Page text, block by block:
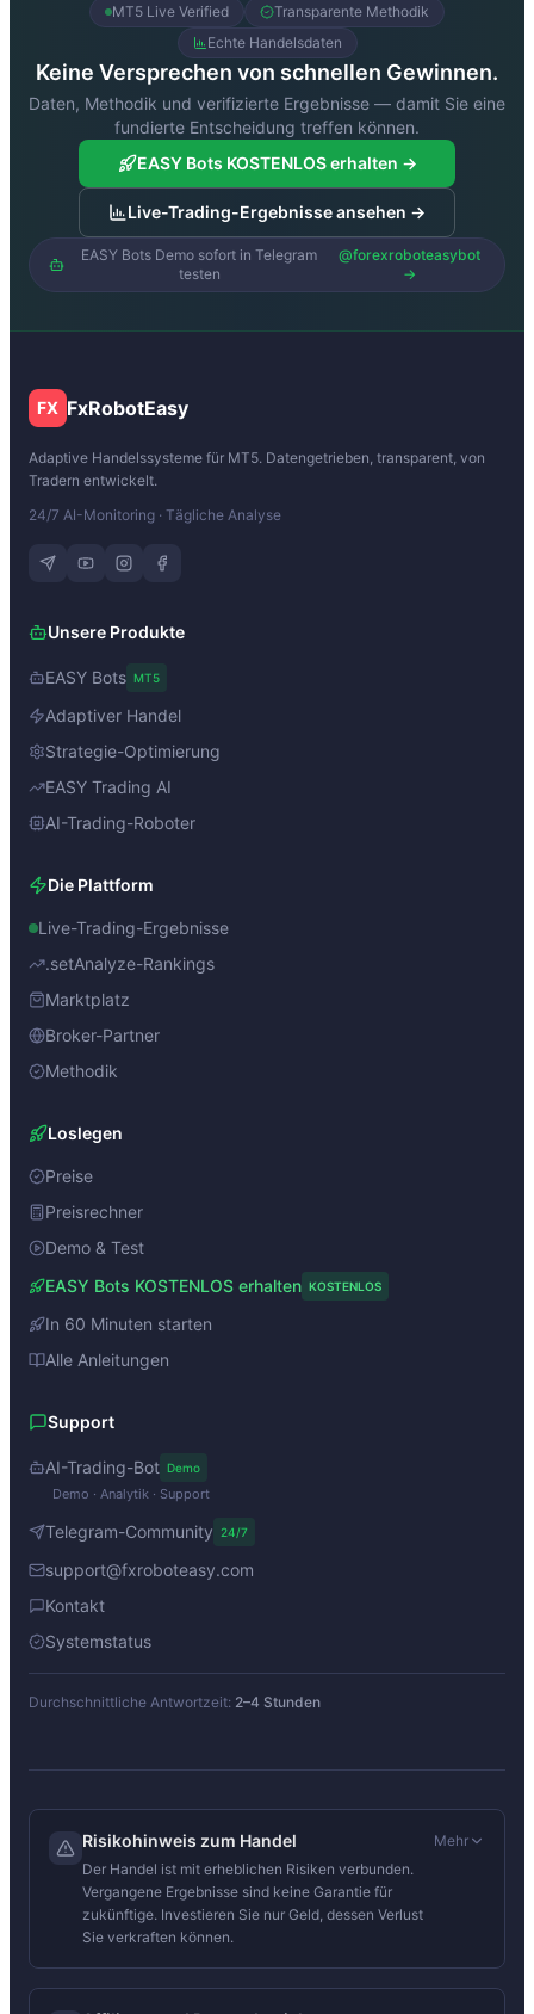
MT5 Live Verified
Transparente Methodik
Echte Handelsdaten
Keine Versprechen von schnellen Gewinnen.
Daten, Methodik und verifizierte Ergebnisse — damit Sie eine
fundierte Entscheidung treffen können.
EASY Bots KOSTENLOS erhalten →
Live-Trading-Ergebnisse ansehen →
EASY Bots Demo sofort in Telegram
testen
@forexroboteasybot
→
FX FxRobotEasy
Adaptive Handelssysteme für MT5. Datengetrieben, transparent, von
Tradern entwickelt.
24/7 AI-Monitoring · Tägliche Analyse
Unsere Produkte
EASY Bots MT5
Adaptiver Handel
Strategie-Optimierung
EASY Trading AI
AI-Trading-Roboter
Die Plattform
Live-Trading-Ergebnisse
.setAnalyze-Rankings
Marktplatz
Broker-Partner
Methodik
Loslegen
Preise
Preisrechner
Demo & Test
EASY Bots KOSTENLOS erhalten KOSTENLOS
In 60 Minuten starten
Alle Anleitungen
Support
AI-Trading-Bot Demo
Demo · Analytik · Support
Telegram-Community 24/7
support@fxroboteasy.com
Kontakt
Systemstatus
Durchschnittliche Antwortzeit: 2–4 Stunden
Risikohinweis zum Handel
Der Handel ist mit erheblichen Risiken verbunden.
Vergangene Ergebnisse sind keine Garantie für
zukünftige. Investieren Sie nur Geld, dessen Verlust
Sie verkraften können.
Mehr